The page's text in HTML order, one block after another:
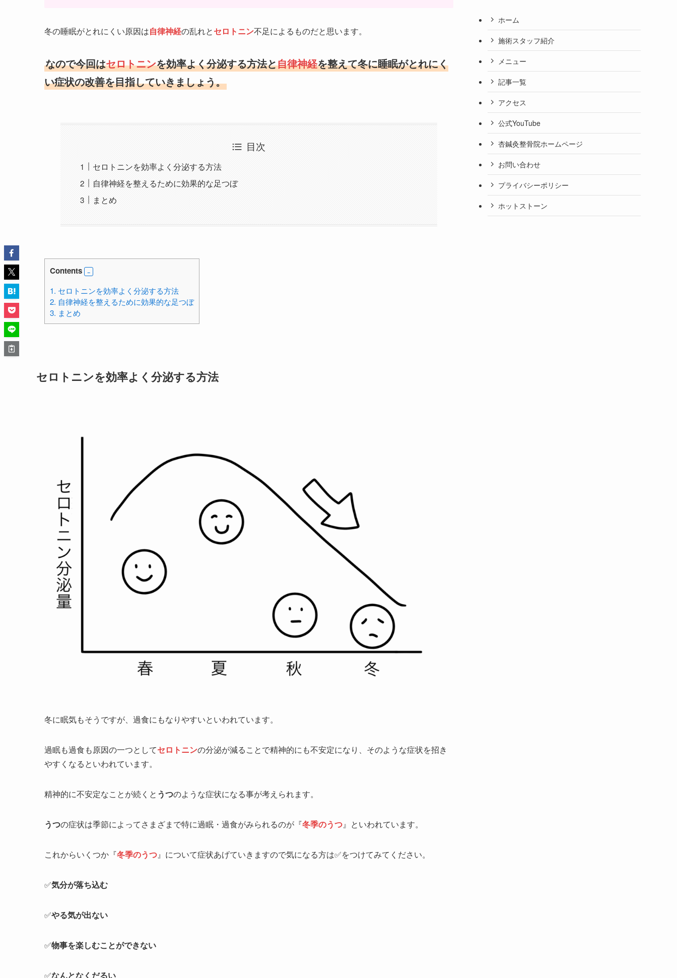
冬の睡眠がとれにくい原因は自律神経の乱れとセロトニン不足によるものだと思います。
なので今回はセロトニンを効率よく分泌する方法と自律神経を整えて冬に睡眠がとれにく
い症状の改善を目指していきましょう。
目次
セロトニンを効率よく分泌する方法
自律神経を整えるために効果的な足つぼ
まとめ
Contents
1. セロトニンを効率よく分泌する方法
2. 自律神経を整えるために効果的な足つぼ
3. まとめ
セロトニンを効率よく分泌する方法
冬に眠気もそうですが、過食にもなりやすいといわれています。
過眠も過食も原因の一つとしてセロトニンの分泌が減ることで精神的にも不安定になり、そのような症状を招き
やすくなるといわれています。
精神的に不安定なことが続くと うつのような症状になる事が考えられます。
うつの症状は季節によってさまざまで特に過眠・過食がみられるのが『冬季のうつ』といわれています。
これからいくつか『冬季のうつ』について症状あげていきますので気になる方は✅をつけてみてください。
✅気分が落ち込む
✅やる気が出ない
✅物事を楽しむことができない
✅なんとなくだるい
ホーム
施術スタッフ紹介
メニュー
記事一覧
アクセス
公式YouTube
杏鍼灸整骨院ホームページ
お問い合わせ
プライバシーポリシー
ホットストーン